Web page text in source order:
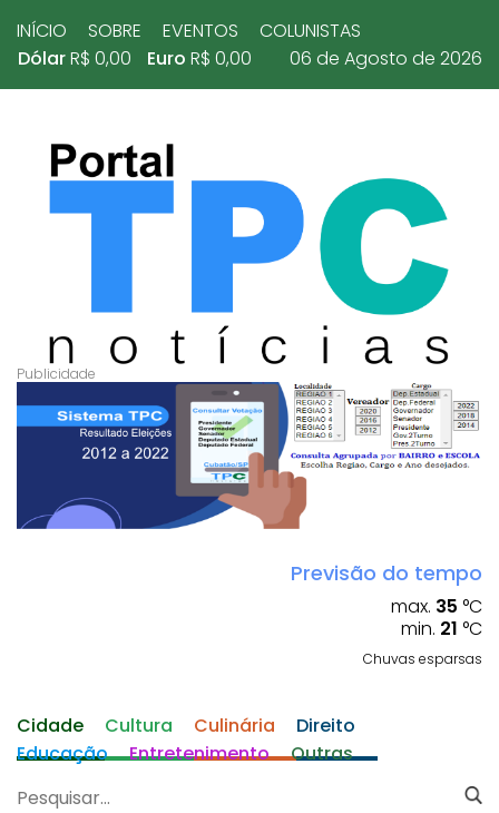
INÍCIO SOBRE EVENTOS
COLUNISTAS
DólarR$ 0,00 Euro R$ 0,00 06 de Agosto de 2026
Previsão do tempo
max. 35 °C
min. 21 °C
Chuvas esparsas
Cidade Cultura Culinária
Direito
Educação
Entretenimento Outras